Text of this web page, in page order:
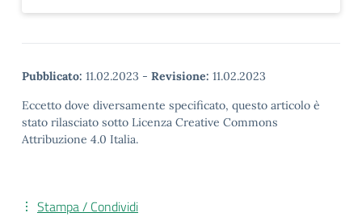
Pubblicato: 11.02.2023 - Revisione: 11.02.2023
Eccetto dove diversamente specificato, questo articolo è
stato rilasciato sotto Licenza Creative Commons
Attribuzione 4.0 Italia.
Stampa / Condividi